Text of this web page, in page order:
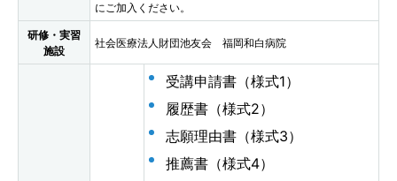
にご加入ください。
研修・実習
施設
社会医療法人財団池友会 福岡和白病院
受講申請書（様式1）
履歴書（様式2）
志願理由書（様式3）
推薦書（様式4）